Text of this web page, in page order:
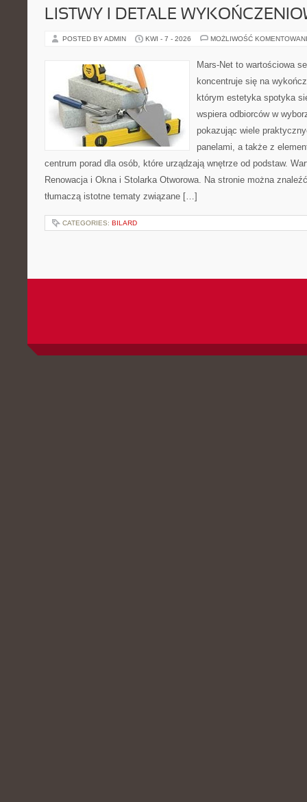
LISTWY I DETALE
POSTED BY ADMIN KWI - 7 - 2026 MOŻLIWOŚĆ
Mars-Net to wartościowa
koncentruje się na
którym estetyka spotyka
wspiera odbiorców w
pokazując wiele
panelami, a także z
centrum porad dla osób, które urządzają wnętrze od podstaw.
Renowacja i Okna i Stolarka Otworowa. Na stronie można
tłumaczą istotne tematy związane […]
CATEGORIES: BILARD